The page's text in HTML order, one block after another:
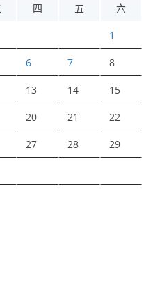
四 五 六
1
6 7 8
13 14 15
20 21 22
27 28 29